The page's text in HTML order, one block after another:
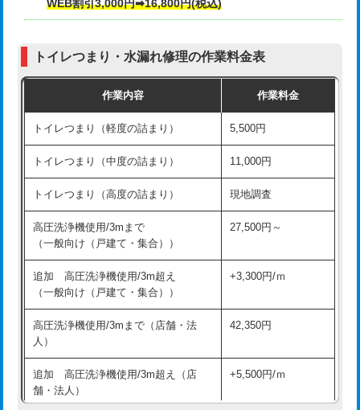
WEB割引3,000円➡16,800円(税込)
トイレつまり・水漏れ修理の作業料金表
作業内容 作業料金
トイレつまり（軽度の詰まり） 5,500円
トイレつまり（中度の詰まり） 11,000円
トイレつまり（高度の詰まり） 現地調査
高圧洗浄機使用/3mまで
（一般向け（戸建て・集合））
27,500円～
追加 高圧洗浄機使用/3m超え
（一般向け（戸建て・集合））
+3,300円/ｍ
高圧洗浄機使用/3mまで（店舗・法
人）
42,350円
追加 高圧洗浄機使用/3m超え（店
舗・法人）
+5,500円/ｍ